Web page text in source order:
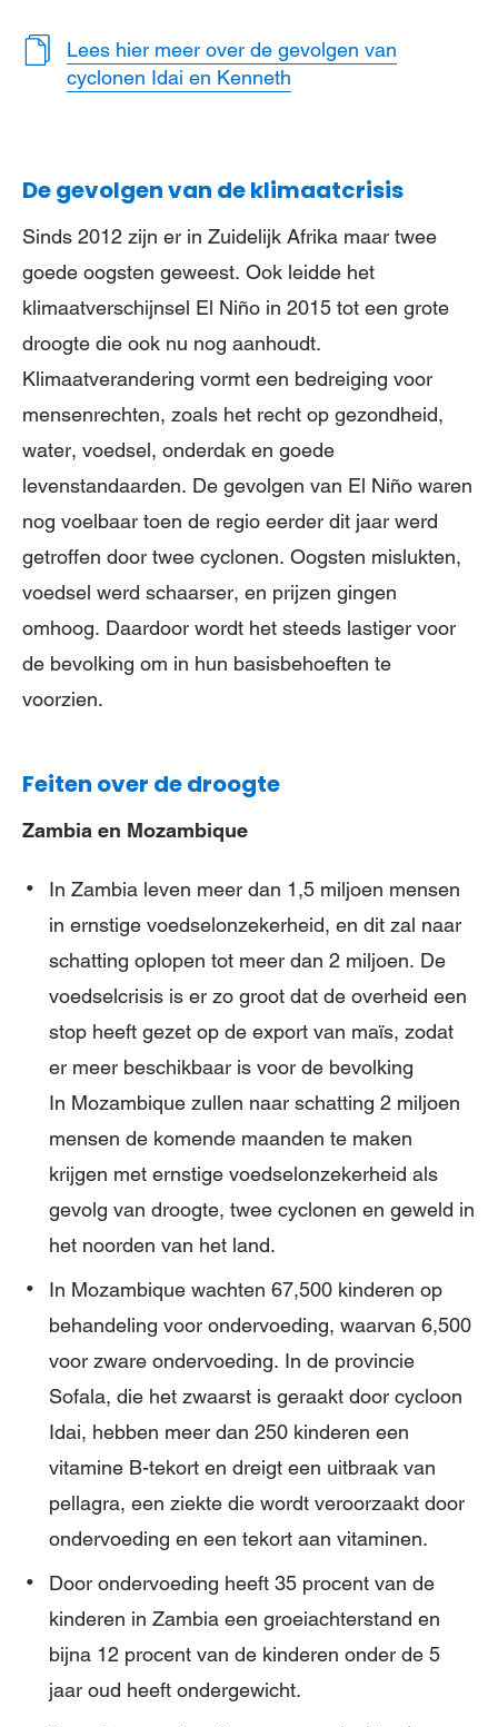
Lees hier meer over de gevolgen van
cyclonen Idai en Kenneth
De gevolgen van de klimaatcrisis
Sinds 2012 zijn er in Zuidelijk Afrika maar twee
goede oogsten geweest. Ook leidde het
klimaatverschijnsel El Niño in 2015 tot een grote
droogte die ook nu nog aanhoudt.
Klimaatverandering vormt een bedreiging voor
mensenrechten, zoals het recht op gezondheid,
water, voedsel, onderdak en goede
levenstandaarden. De gevolgen van El Niño waren
nog voelbaar toen de regio eerder dit jaar werd
getroffen door twee cyclonen. Oogsten mislukten,
voedsel werd schaarser, en prijzen gingen
omhoog. Daardoor wordt het steeds lastiger voor
de bevolking om in hun basisbehoeften te
voorzien.
Feiten over de droogte
Zambia en Mozambique
In Zambia leven meer dan 1,5 miljoen mensen
in ernstige voedselonzekerheid, en dit zal naar
schatting oplopen tot meer dan 2 miljoen. De
voedselcrisis is er zo groot dat de overheid een
stop heeft gezet op de export van maïs, zodat
er meer beschikbaar is voor de bevolking
In Mozambique zullen naar schatting 2 miljoen
mensen de komende maanden te maken
krijgen met ernstige voedselonzekerheid als
gevolg van droogte, twee cyclonen en geweld in
het noorden van het land.
In Mozambique wachten 67,500 kinderen op
behandeling voor ondervoeding, waarvan 6,500
voor zware ondervoeding. In de provincie
Sofala, die het zwaarst is geraakt door cycloon
Idai, hebben meer dan 250 kinderen een
vitamine B-tekort en dreigt een uitbraak van
pellagra, een ziekte die wordt veroorzaakt door
ondervoeding en een tekort aan vitaminen.
Door ondervoeding heeft 35 procent van de
kinderen in Zambia een groeiachterstand en
bijna 12 procent van de kinderen onder de 5
jaar oud heeft ondergewicht.